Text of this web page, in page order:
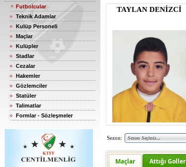
Futbolcular
Teknik Adamlar
Kulüp Personeli
Maçlar
Kulüpler
Stadlar
Cezalar
Hakemler
Gözlemciler
Statüler
Talimatlar
Formlar - Sözleşmeler
TAYLAN DENİZCİ
Sezon:
Maçlar Attığı Goller